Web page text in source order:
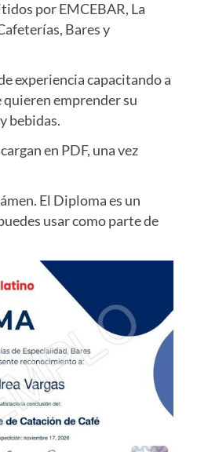
por EMCEBAR, La
Bares y
experiencia capacitando a
emprender su
bebidas.
en PDF, una vez
El Diploma es un
usar como parte de